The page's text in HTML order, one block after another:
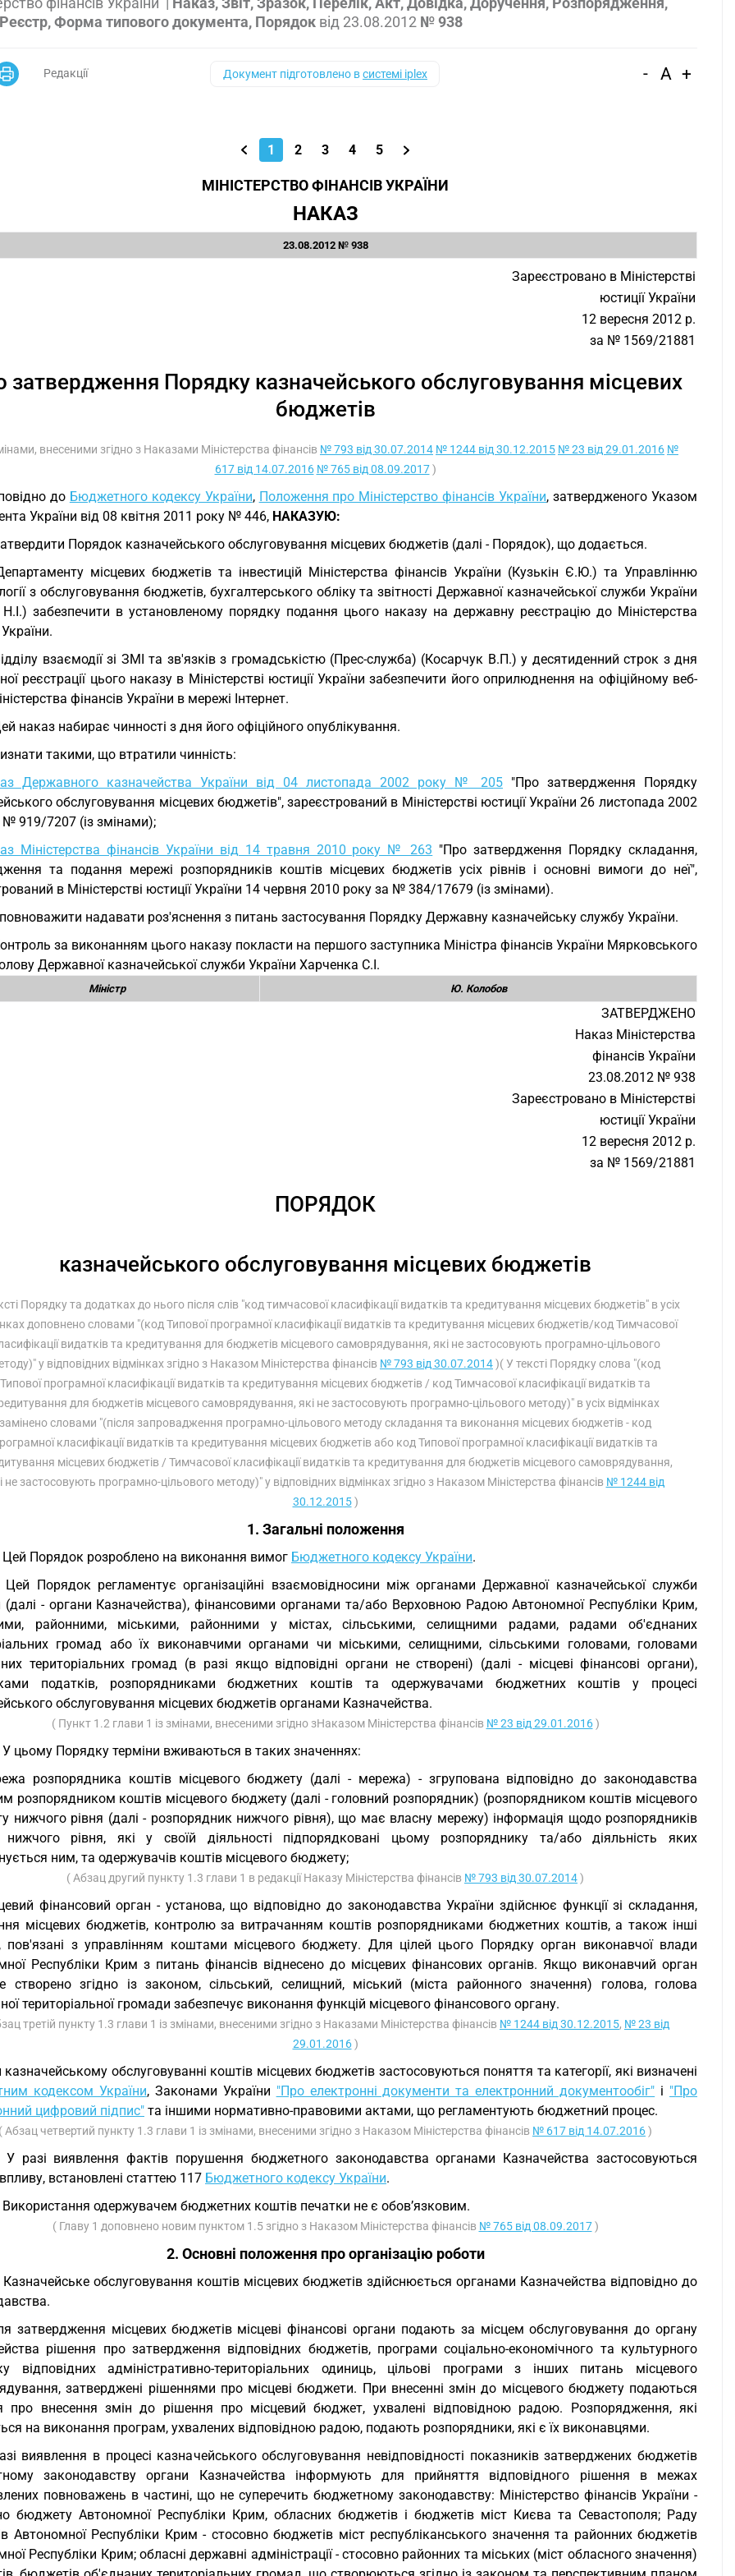
Форма типового документа, Порядок від 23.08.2012 № 938
Редакції Документ підготовлено всистемі iplex - A +
1 2 3 4 5
МІНІСТЕРСТВО ФІНАНСІВ УКРАЇНИ
НАКАЗ
23.08.2012 № 938
Зареєстровано в Міністерстві
юстиції України
12 вересня 2012 р.
за № 1569/21881
затвердження Порядку казначейського обслуговування місцевих
бюджетів
внесеними згідно з Наказами Міністерства фінансів № 793 від 30.07.2014 № 1244 від 30.12.2015 № 23 від 29.01.2016 №
617 від 14.07.2016 № 765 від 08.09.2017)
до Бюджетного кодексу України, Положення про Міністерство фінансів України, затвердженого Указом
України від 08 квітня 2011 року № 446, НАКАЗУЮ:
Порядок казначейського обслуговування місцевих бюджетів (далі - Порядок), що додається.
місцевих бюджетів та інвестицій Міністерства фінансів України (Кузькін Є.Ю.) та Управлінню
з обслуговування бюджетів, бухгалтерського обліку та звітності Державної казначейської служби України
забезпечити в установленому порядку подання цього наказу на державну реєстрацію до Міністерства
взаємодії зі ЗМІ та зв'язків з громадськістю (Прес-служба) (Косарчук В.П.) у десятиденний строк з дня
реєстрації цього наказу в Міністерстві юстиції України забезпечити його оприлюднення на офіційному веб-
фінансів України в мережі Інтернет.
наказ набирає чинності з дня його офіційного опублікування.
такими, що втратили чинність:
Державного казначейства України від 04 листопада 2002 року № 205 "Про затвердження Порядку
обслуговування місцевих бюджетів", зареєстрований в Міністерстві юстиції України 26 листопада 2002
№ 919/7207 (із змінами);
Міністерства фінансів України від 14 травня 2010 року № 263 "Про затвердження Порядку складання,
та подання мережі розпорядників коштів місцевих бюджетів усіх рівнів і основні вимоги до неї",
в Міністерстві юстиції України 14 червня 2010 року за № 384/17679 (із змінами).
надавати роз'яснення з питань застосування Порядку Державну казначейську службу України.
за виконанням цього наказу покласти на першого заступника Міністра фінансів України Мярковського
Державної казначейської служби України Харченка С.І.
Міністр Ю. Колобов
ЗАТВЕРДЖЕНО
Наказ Міністерства
фінансів України
23.08.2012 № 938
Зареєстровано в Міністерстві
юстиції України
12 вересня 2012 р.
за № 1569/21881
ПОРЯДОК
казначейського обслуговування місцевих бюджетів
Порядку та додатках до нього після слів "код тимчасової класифікації видатків та кредитування місцевих бюджетів" в усіх
доповнено словами "(код Типової програмної класифікації видатків та кредитування місцевих бюджетів/код Тимчасової
видатків та кредитування для бюджетів місцевого самоврядування, які не застосовують програмно-цільового
у відповідних відмінках згідно з Наказом Міністерства фінансів № 793 від 30.07.2014)( У тексті Порядку слова "(код
Типової програмної класифікації видатків та кредитування місцевих бюджетів / код Тимчасової класифікації видатків та
для бюджетів місцевого самоврядування, які не застосовують програмно-цільового методу)" в усіх відмінках
замінено словами "(після запровадження програмно-цільового методу складання та виконання місцевих бюджетів - код
класифікації видатків та кредитування місцевих бюджетів або код Типової програмної класифікації видатків та
місцевих бюджетів / Тимчасової класифікації видатків та кредитування для бюджетів місцевого самоврядування,
не застосовують програмно-цільового методу)" у відповідних відмінках згідно з Наказом Міністерства фінансів № 1244 від
30.12.2015)
1. Загальні положення
Цей Порядок розроблено на виконання вимог Бюджетного кодексу України.
Цей Порядок регламентує організаційні взаємовідносини між органами Державної казначейської служби
(далі - органи Казначейства), фінансовими органами та/або Верховною Радою Автономної Республіки Крим,
районними, міськими, районними у містах, сільськими, селищними радами, радами об'єднаних
громад або їх виконавчими органами чи міськими, селищними, сільськими головами, головами
територіальних громад (в разі якщо відповідні органи не створені) (далі - місцеві фінансові органи),
податків, розпорядниками бюджетних коштів та одержувачами бюджетних коштів у процесі
обслуговування місцевих бюджетів органами Казначейства.
( Пункт 1.2 глави 1 із змінами, внесеними згідно зНаказом Міністерства фінансів № 23 від 29.01.2016)
У цьому Порядку терміни вживаються в таких значеннях:
розпорядника коштів місцевого бюджету (далі - мережа) - згрупована відповідно до законодавства
розпорядником коштів місцевого бюджету (далі - головний розпорядник) (розпорядником коштів місцевого
нижчого рівня (далі - розпорядник нижчого рівня), що має власну мережу) інформація щодо розпорядників
нижчого рівня, які у своїй діяльності підпорядковані цьому розпоряднику та/або діяльність яких
ним, та одержувачів коштів місцевого бюджету;
( Абзац другий пункту 1.3 глави 1 в редакції Наказу Міністерства фінансів № 793 від 30.07.2014)
фінансовий орган - установа, що відповідно до законодавства України здійснює функції зі складання,
місцевих бюджетів, контролю за витрачанням коштів розпорядниками бюджетних коштів, а також інші
пов'язані з управлінням коштами місцевого бюджету. Для цілей цього Порядку орган виконавчої влади
Республіки Крим з питань фінансів віднесено до місцевих фінансових органів. Якщо виконавчий орган
створено згідно із законом, сільський, селищний, міський (міста районного значення) голова, голова
територіальної громади забезпечує виконання функцій місцевого фінансового органу.
третій пункту 1.3 глави 1 із змінами, внесеними згідно з Наказами Міністерства фінансів № 1244 від 30.12.2015, № 23 від
29.01.2016)
казначейському обслуговуванні коштів місцевих бюджетів застосовуються поняття та категорії, які визначені
кодексом України, Законами України "Про електронні документи та електронний документообіг" і "Про
цифровий підпис" та іншими нормативно-правовими актами, що регламентують бюджетний процес.
( Абзац четвертий пункту 1.3 глави 1 із змінами, внесеними згідно з Наказом Міністерства фінансів № 617 від 14.07.2016)
У разі виявлення фактів порушення бюджетного законодавства органами Казначейства застосовуються
встановлені статтею 117 Бюджетного кодексу України.
Використання одержувачем бюджетних коштів печатки не є обов’язковим.
( Главу 1 доповнено новим пунктом 1.5 згідно з Наказом Міністерства фінансів № 765 від 08.09.2017)
2. Основні положення про організацію роботи
Казначейське обслуговування коштів місцевих бюджетів здійснюється органами Казначейства відповідно до
затвердження місцевих бюджетів місцеві фінансові органи подають за місцем обслуговування до органу
рішення про затвердження відповідних бюджетів, програми соціально-економічного та культурного
відповідних адміністративно-територіальних одиниць, цільові програми з інших питань місцевого
затверджені рішеннями про місцеві бюджети. При внесенні змін до місцевого бюджету подаються
про внесення змін до рішення про місцевий бюджет, ухвалені відповідною радою. Розпорядження, які
на виконання програм, ухвалених відповідною радою, подають розпорядники, які є їх виконавцями.
виявлення в процесі казначейського обслуговування невідповідності показників затверджених бюджетів
законодавству органи Казначейства інформують для прийняття відповідного рішення в межах
повноважень в частині, що не суперечить бюджетному законодавству: Міністерство фінансів України -
бюджету Автономної Республіки Крим, обласних бюджетів і бюджетів міст Києва та Севастополя; Раду
Автономної Республіки Крим - стосовно бюджетів міст республіканського значення та районних бюджетів
Республіки Крим; обласні державні адміністрації - стосовно районних та міських (міст обласного значення)